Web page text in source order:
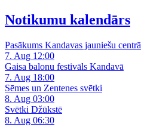
Notikumu kalendārs
Pasākums Kandavas jauniešu centrā
7. Aug 12:00
Gaisa balonu festivāls Kandavā
7. Aug 18:00
Sēmes un Zentenes svētki
8. Aug 03:00
Svētki Džūkstē
8. Aug 06:30